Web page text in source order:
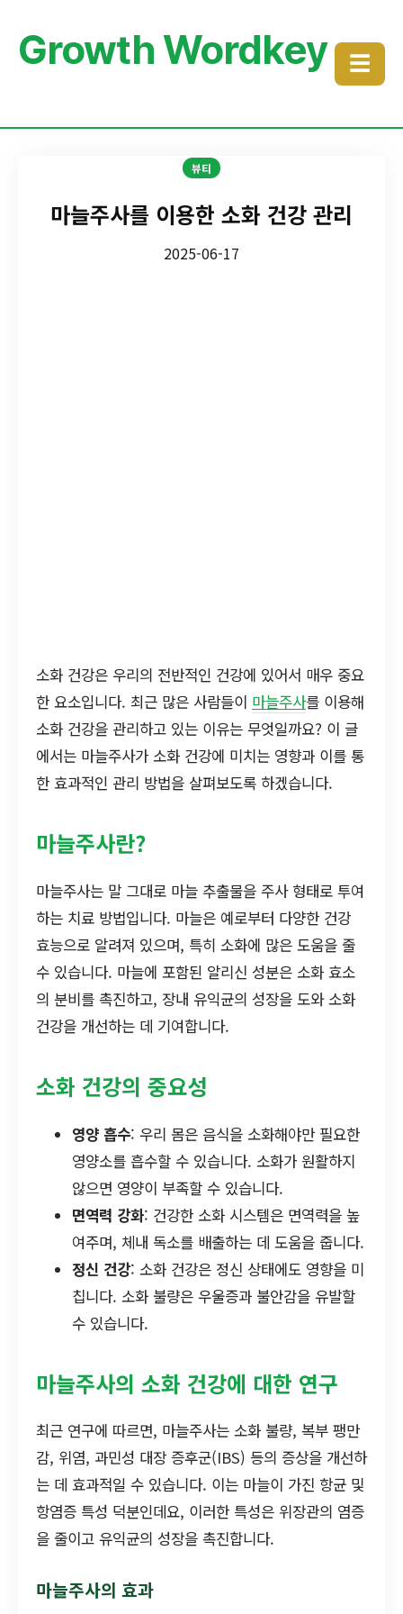
Growth Wordkey ☰
뷰티
마늘주사를 이용한 소화 건강 관리
2025-06-17
소화 건강은 우리의 전반적인 건강에 있어서 매우 중요
한 요소입니다. 최근 많은 사람들이 마늘주사를 이용해
소화 건강을 관리하고 있는 이유는 무엇일까요? 이 글
에서는 마늘주사가 소화 건강에 미치는 영향과 이를 통
한 효과적인 관리 방법을 살펴보도록 하겠습니다.
마늘주사란?
마늘주사는 말 그대로 마늘 추출물을 주사 형태로 투여
하는 치료 방법입니다. 마늘은 예로부터 다양한 건강
효능으로 알려져 있으며, 특히 소화에 많은 도움을 줄
수 있습니다. 마늘에 포함된 알리신 성분은 소화 효소
의 분비를 촉진하고, 장내 유익균의 성장을 도와 소화
건강을 개선하는 데 기여합니다.
소화 건강의 중요성
영양 흡수: 우리 몸은 음식을 소화해야만 필요한
영양소를 흡수할 수 있습니다. 소화가 원활하지
않으면 영양이 부족할 수 있습니다.
면역력 강화: 건강한 소화 시스템은 면역력을 높
여주며, 체내 독소를 배출하는 데 도움을 줍니다.
정신 건강: 소화 건강은 정신 상태에도 영향을 미
칩니다. 소화 불량은 우울증과 불안감을 유발할
수 있습니다.
마늘주사의 소화 건강에 대한 연구
최근 연구에 따르면, 마늘주사는 소화 불량, 복부 팽만
감, 위염, 과민성 대장 증후군(IBS) 등의 증상을 개선하
는 데 효과적일 수 있습니다. 이는 마늘이 가진 항균 및
항염증 특성 덕분인데요, 이러한 특성은 위장관의 염증
을 줄이고 유익균의 성장을 촉진합니다.
마늘주사의 효과